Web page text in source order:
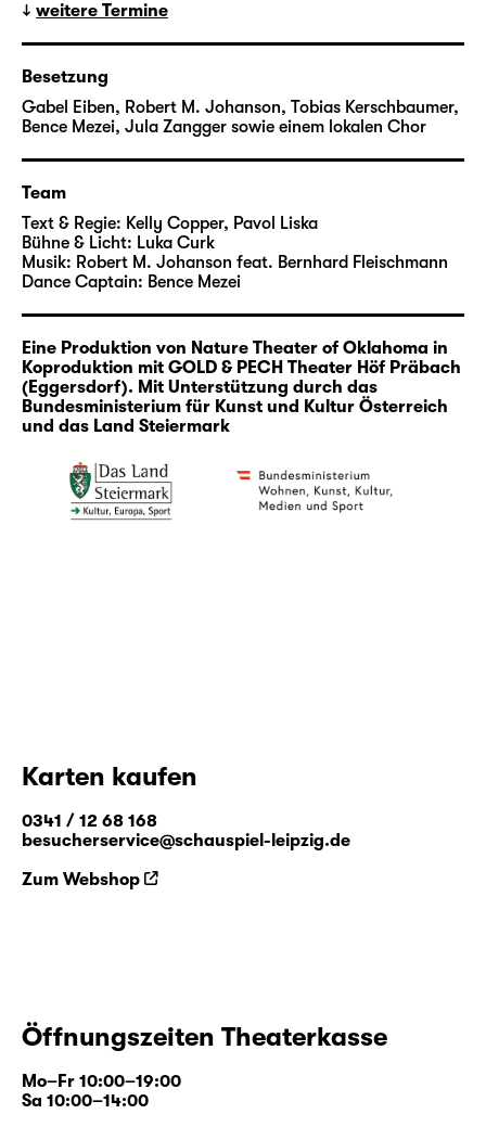
Verloren in der Sauce (Marinara), schwebend
zwischen zwei gegensätzlichen Zuständen,
unsicher über unsere geistige Verfassung und
unsere Körpergrenzen ... Es ist schwer, nicht
wahr? Aber es ist einfacher, damit
umzugehen, wenn wir alle zusammen sind,
wenn alle auf der Bühne und im Publikum
diese seltsame Pizza gemeinsam genießen.
Nature Theater of Oklahoma ist eine
preisgekrönte New Yorker Kunst- und
Performance-Unternehmung unter der
Leitung von Pavol Liska und Kelly Copper. Mit
jedem neuen Projekt versuchen sie sich
selbst, dem Publikum und ihren
Mitarbeitenden eine unmögliche
Herausforderung zu stellen — indem sie
innerhalb der Codes und Grenzen etablierter
Genres arbeiten und diese sprengen. Kein
Projekt gleicht dem anderen, aber die
Wahrnehmung der alltäglichen Realität
hinaus in die Welt hineinreicht.
www.oktheater.org
weitere Termine
Besetzung
Gabel Eiben, Robert M. Johanson, Tobias Kerschbaumer,
Bence Mezei, Jula Zangger sowie einem lokalen Chor
Team
Text & Regie: Kelly Copper, Pavol Liska
Bühne & Licht: Luka Curk
Musik: Robert M. Johanson feat. Bernhard Fleischmann
Dance Captain: Bence Mezei
Eine Produktion von Nature Theater of Oklahoma in
Koproduktion mit GOLD & PECH Theater Höf Präbach
(Eggersdorf). Mit Unterstützung durch das
Bundesministerium für Kunst und Kultur Österreich
und das Land Steiermark
Karten kaufen
0341 / 12 68 168
besucherservice@schauspiel-leipzig.de
Zum Webshop
Öffnungszeiten Theaterkasse
Mo–Fr 10:00–19:00
Sa 10:00–14:00